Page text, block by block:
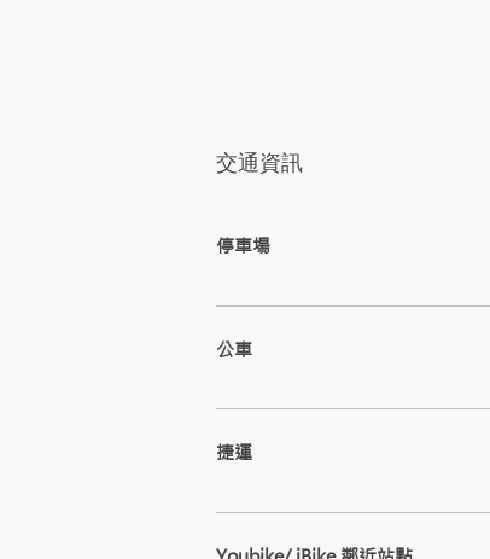
交通資訊
停車場
1. 19街停車場 地址：407台中市西
下停車場 地址：​407台中市西屯區
公車
搭乘73、157、151、152、153、
捷運
搭乘台中捷運綠線（G 線），於【